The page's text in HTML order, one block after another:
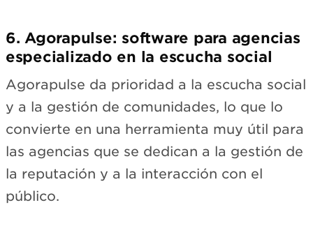
6. Agorapulse: software para agencias
especializado en la escucha social
Agorapulse da prioridad a la escucha social
y a la gestión de comunidades, lo que lo
convierte en una herramienta muy útil para
las agencias que se dedican a la gestión de
la reputación y a la interacción con el
público.